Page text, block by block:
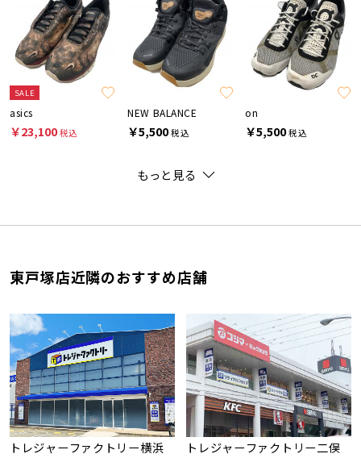
SALE
asics
￥23,100税込
NEW BALANCE
￥5,500税込
on
￥5,500税込
もっと見る
東戸塚店近隣のおすすめ店舗
トレジャーファクトリー横浜
トレジャーファクトリー二俣